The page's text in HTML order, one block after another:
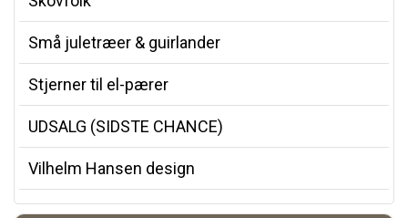
Små juletræer & guirlander
Stjerner til el-pærer
UDSALG (SIDSTE CHANCE)
Vilhelm Hansen design